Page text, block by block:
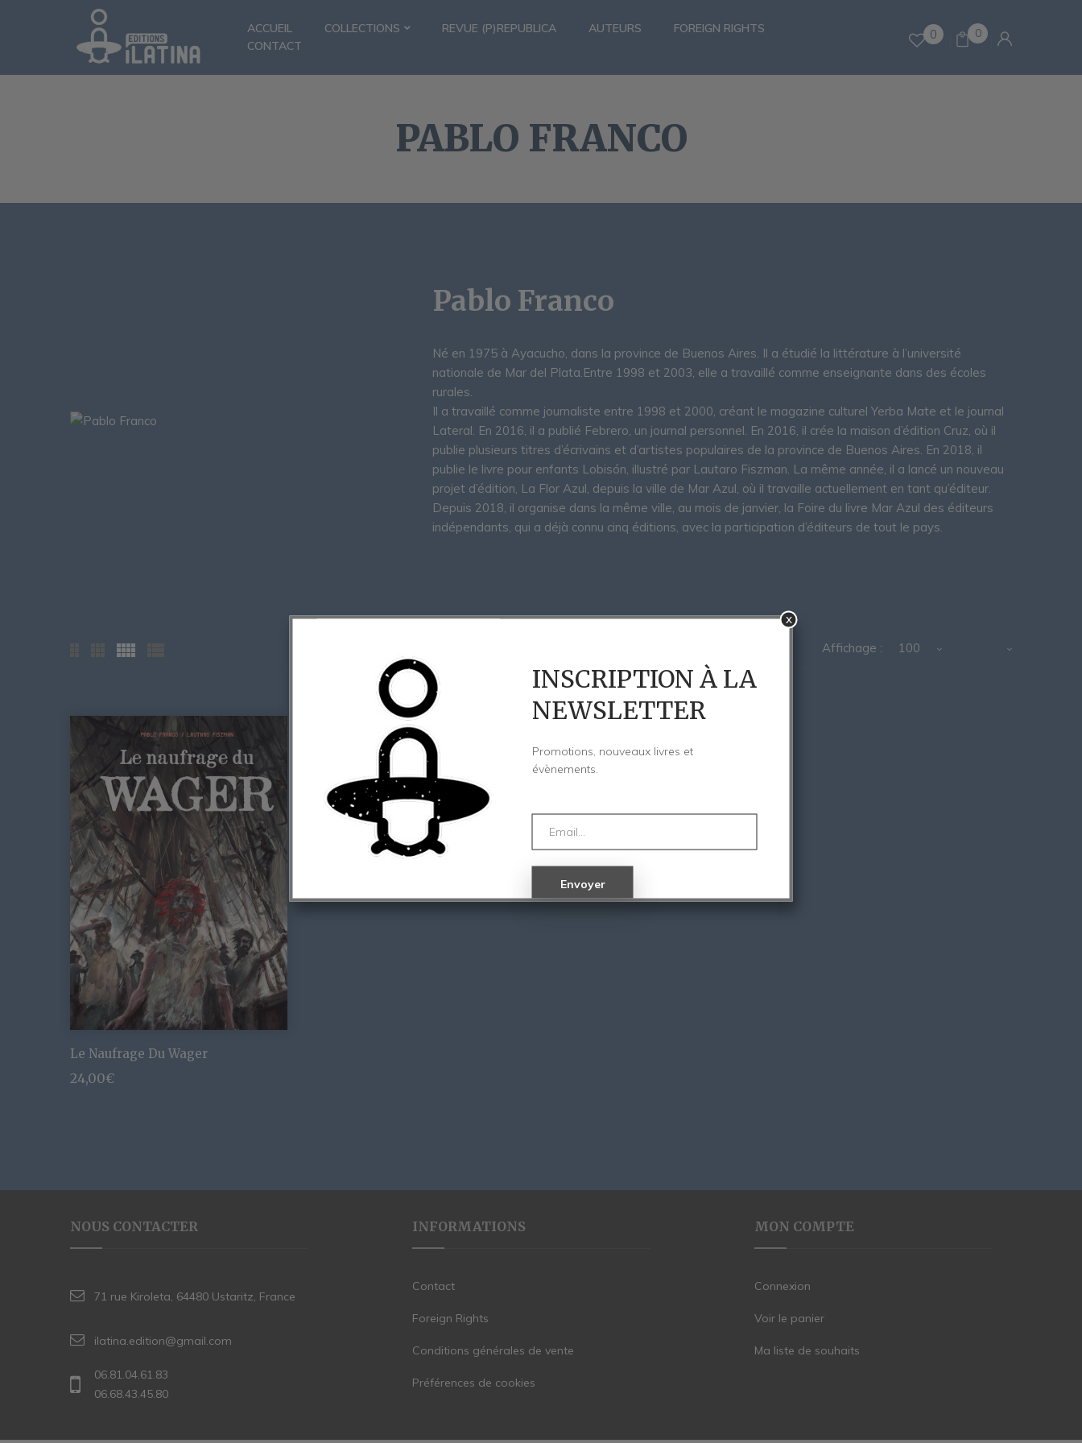
ACCUEIL COLLECTIONS REVUE (P)REPUBLICA AUTEURS
FOREIGN RIGHTS
CONTACT
0 0
PABLO FRANCO
Pablo Franco
Né en 1975 à Ayacucho, dans la province de Buenos Aires. Il a étudié la littérature à l’université
nationale de Mar del Plata.Entre 1998 et 2003, elle a travaillé comme enseignante dans des écoles
rurales.
Il a travaillé comme journaliste entre 1998 et 2000, créant le magazine culturel Yerba Mate et le journal
Lateral. En 2016, il a publié Febrero, un journal personnel. En 2016, il crée la maison d’édition Cruz, où il
publie plusieurs titres d’écrivains et d’artistes populaires de la province de Buenos Aires. En 2018, il
publie le livre pour enfants Lobisón, illustré par Lautaro Fiszman. La même année, il a lancé un nouveau
projet d’édition, La Flor Azul, depuis la ville de Mar Azul, où il travaille actuellement en tant qu’éditeur.
Depuis 2018, il organise dans la même ville, au mois de janvier, la Foire du livre Mar Azul des éditeurs
indépendants, qui a déjà connu cinq éditions, avec la participation d’éditeurs de tout le pays.
Affichage : 100
Le Naufrage Du Wager
24,00€
NOUS CONTACTER
71 rue Kiroleta, 64480 Ustaritz, France
ilatina.edition@gmail.com
06.81.04.61.83
06.68.43.45.80
INFORMATIONS
Contact
Foreign Rights
Conditions générales de vente
Préférences de cookies
MON COMPTE
Connexion
Voir le panier
Ma liste de souhaits
x
INSCRIPTION À LA
NEWSLETTER
Promotions, nouveaux livres et
évènements.